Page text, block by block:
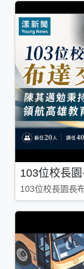
103位校長
103位校長園長